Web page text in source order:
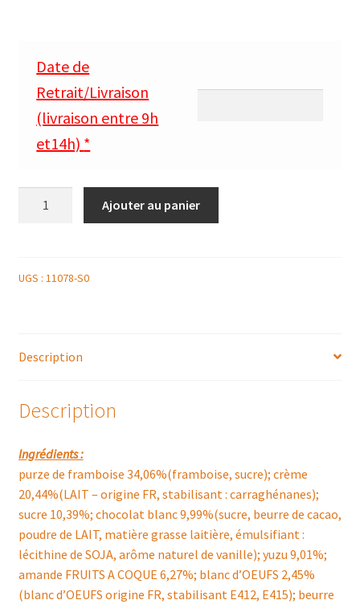
Date de
Retrait/Livraison
(livraison entre 9h
et14h) *
VALENTIN
Ajouter au panier
UGS : 11078-S0
Description
Description
Ingrédients :
purze de framboise 34,06%(framboise, sucre); crème
20,44%(LAIT – origine FR, stabilisant : carraghénanes);
sucre 10,39%; chocolat blanc 9,99%(sucre, beurre de cacao,
poudre de LAIT, matière grasse laitière, émulsifiant :
lécithine de SOJA, arôme naturel de vanille); yuzu 9,01%;
amande FRUITS A COQUE 6,27%; blanc d’OEUFS 2,45%
(blanc d’OEUFS origine FR, stabilisant E412, E415); beurre